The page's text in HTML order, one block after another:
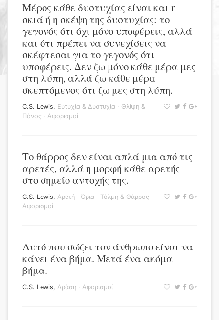
Μέρος κάθε δυστυχίας είναι και η
σκιά ή η σκέψη της δυστυχίας: το
γεγονός ότι όχι μόνο υποφέρεις, αλλά
και ότι πρέπει να συνεχίσεις να
σκέφτεσαι για το γεγονός ότι
υποφέρεις. Δεν ζω μόνο κάθε μέρα μες
στη λύπη, αλλά ζω κάθε μέρα
σκεπτόμενος ότι ζω μες στη λύπη.
C.S. Lewis, Ευτυχία & Δυστυχία · Θλίψη &
Πόνος · Αφορισμοί
Το θάρρος δεν είναι απλά μια από τις
αρετές, αλλά η μορφή κάθε αρετής
στο σημείο αντοχής της.
C.S. Lewis, Αρετή · Όρια · Τόλμη & Θάρρος ·
Αφορισμοί
Αυτό που σώζει τον άνθρωπο είναι να
κάνει ένα βήμα. Μετά ένα ακόμα
βήμα.
C.S. Lewis, Δράση · Αφορισμοί